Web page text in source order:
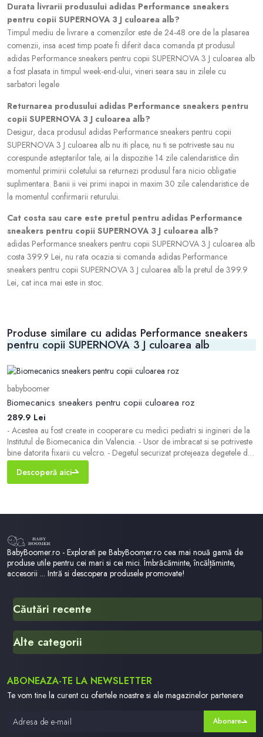
Durata livrarii produsului adidas Performance sneakers
pentru copii SUPERNOVA 3 J culoarea alb?
Timpul mediu de livrare a comenzilor este de 24-48 ore de la plasarea
comenzii, insa acest timp poate fi diferit daca comanda pt produsul
adidas Performance sneakers pentru copii SUPERNOVA 3 J culoarea alb
a fost plasata in timpul week-end-ului, vineri seara sau in zilele cu
sarbatori legale
Returnarea produsului adidas Performance sneakers pentru
copii SUPERNOVA 3 J culoarea alb?
Desigur, daca produsul adidas Performance sneakers pentru copii
SUPERNOVA 3 J culoarea alb nu iti place, nu ti se potriveste sau nu
corespunde asteptarilor tale, ai la dispozitie 14 zile calendaristice din
momentul primirii coletului sa returnezi produsul fara nicio obligatie
suplimentara. Banii ii vei primi inapoi in maxim 30 zile calendaristice de
la momentul confirmarii returului.
Cat costa sau care este pretul pentru adidas Performance
sneakers pentru copii SUPERNOVA 3 J culoarea alb?
adidas Performance sneakers pentru copii SUPERNOVA 3 J culoarea alb
costa 399.9 Lei, nu rata ocazia si comanda adidas Performance
sneakers pentru copii SUPERNOVA 3 J culoarea alb la pretul de 399.9
Lei, cat inca mai este in stoc.
Produse similare cu adidas Performance sneakers
pentru copii SUPERNOVA 3 J culoarea alb
babyboomer
Biomecanics sneakers pentru copii culoarea roz
289.9 Lei
- Acestea au fost create in cooperare cu medici pediatri si ingineri de la
Institutul de Biomecanica din Valencia. - Usor de imbracat si se potriveste
bine datorita fixarii cu velcro. - Degetul securizat protejeaza degetele de
la picioare impotriva ranilor. - Acestea ofera confort termic datorita
capacitatii de evaporare si a insertiei perforate. - Brant detasabi
Descoperă aici
BabyBoomer.ro - Explorati pe BabyBoomer.ro cea mai nouă gamă de
produse utile pentru cei mari si cei mici. Îmbrăcăminte, încălțăminte,
accesorii ... Intră si descopera produsele promovate!
Căutări recente
Ujyo 39 Hmxmzkqjrccg
Jacheta Black Friday
Dtsfdgsfgs
Dummy
Hu569ap015
Alte categorii
ABONEAZA-TE LA NEWSLETTER
Te vom tine la curent cu ofertele noastre si ale magazinelor partenere
Abonare